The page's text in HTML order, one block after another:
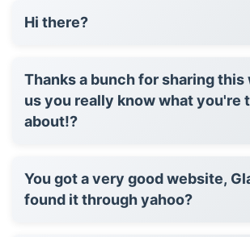
Hi there?
Thanks a bunch for sharing this
us you really know what you're
about!?
You got a very good website,
found it through yahoo?